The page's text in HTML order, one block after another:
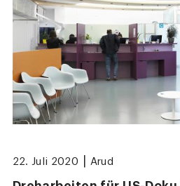
22. Juli 2020 Arud